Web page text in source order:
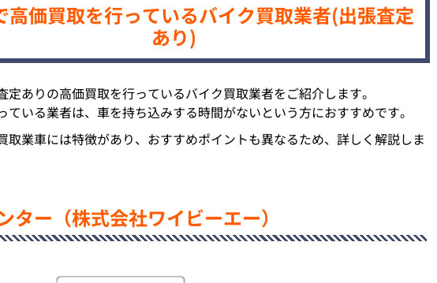
高価買取を行っているバイク買取業者(出張査定
あり)
定ありの高価買取を行っているバイク買取業者をご紹介します。
ている業者は、車を持ち込みする時間がないという方におすすめです。
取業車には特徴があり、おすすめポイントも異なるため、詳しく解説しま
ター（株式会社ワイビーエー）